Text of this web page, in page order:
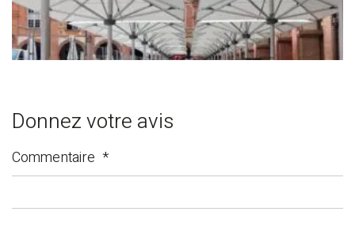
Donnez votre avis
Commentaire *